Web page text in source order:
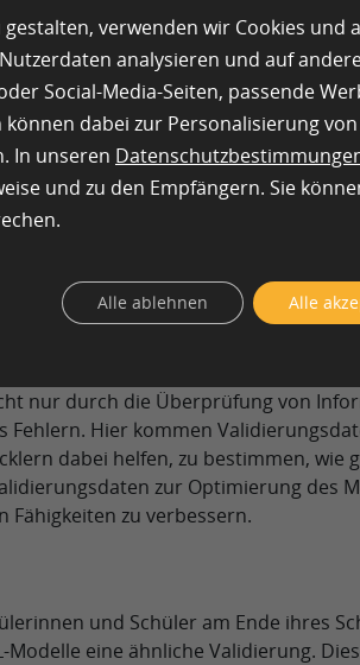
die richtigen Daten für seine
dass Ihr Algorithmus aus
Die in ML (maschinelles Lernen)
verschiedene Kriterien unterteilt.
wie ein Lehrbuch vor, aus
verwendet wird und auf das immer
auf die sich Ihr Modell
sollten, an denen sie sich
nur durch die Überprüfung von
Fehlern. Hier kommen
dabei helfen, zu bestimmen, wie
zur Optimierung des
Fähigkeiten zu verbessern.
und Schüler am Ende ihres
Modelle eine ähnliche Validierung.
verwenden wir Cookies und
analysieren und auf
Social-Media-Seiten, passende
dabei zur Personalisierung von
In unseren
und zu den Empfängern. Sie
Alle
Alle ablehnen